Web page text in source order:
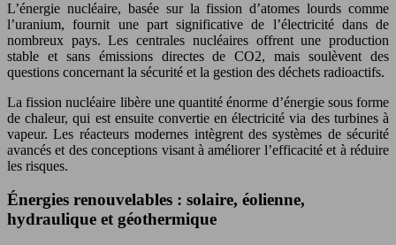
L’énergie nucléaire, basée sur la fission d’atomes lourds comme
l’uranium, fournit une part significative de l’électricité dans de
nombreux pays. Les centrales nucléaires offrent une production
stable et sans émissions directes de CO2, mais soulèvent des
questions concernant la sécurité et la gestion des déchets radioactifs.
La fission nucléaire libère une quantité énorme d’énergie sous forme
de chaleur, qui est ensuite convertie en électricité via des turbines à
vapeur. Les réacteurs modernes intègrent des systèmes de sécurité
avancés et des conceptions visant à améliorer l’efficacité et à réduire
les risques.
Énergies renouvelables : solaire, éolienne,
hydraulique et géothermique